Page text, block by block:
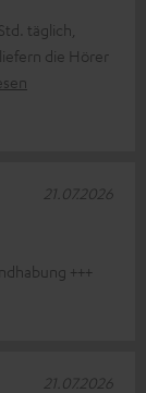
täglich,
die Hörer
+++
21.07.2026
21.07.2026